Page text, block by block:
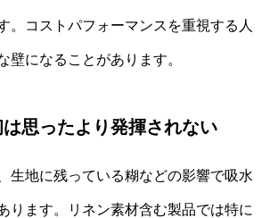
。コストパフォーマンスを重視する人
壁になることがあります。
思ったより発揮されない
生地に残っている糊などの影響で吸水
ります。リネン素材含む製品では特に